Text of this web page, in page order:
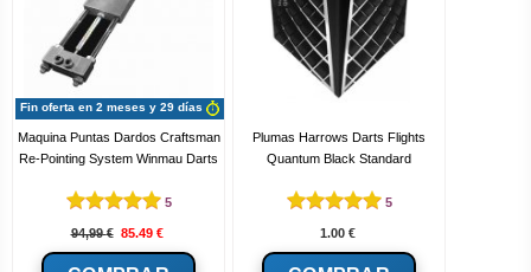
Fin oferta en 2 meses y 29 días
Maquina Puntas Dardos Craftsman
Re-Pointing System Winmau Darts
5
94,99 € 85.49 €
Plumas Harrows Darts Flights
Quantum Black Standard
5
1.00 €